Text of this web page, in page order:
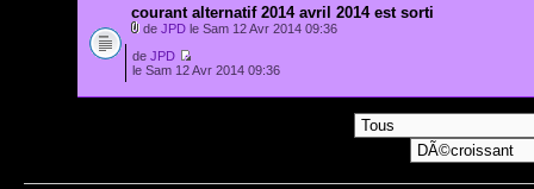
courant alternatif 2014 avril 2014 est sorti
de JPD le Sam 12 Avr 2014 09:36
de JPD
le Sam 12 Avr 2014 09:36